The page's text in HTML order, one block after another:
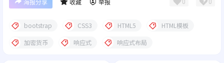
海报分享 收藏 举报
bootstrap CSS3 HTML5
HTML模板
加密货币
响应式 响应式布局